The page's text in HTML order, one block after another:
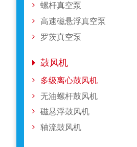
螺杆真空泵
高速磁悬浮真空泵
罗茨真空泵
鼓风机
多级离心鼓风机
无油螺杆鼓风机
磁悬浮鼓风机
轴流鼓风机